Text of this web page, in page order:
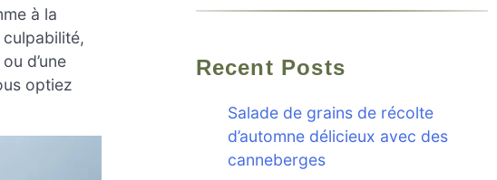
à la
d’une
optiez
Recent Posts
Salade de grains de récolte
d’automne délicieux avec des
canneberges